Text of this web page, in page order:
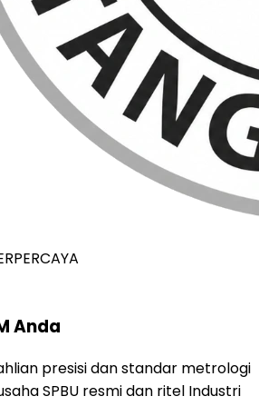
Anda
presisi dan standar metrologi
SPBU resmi dan ritel Industri